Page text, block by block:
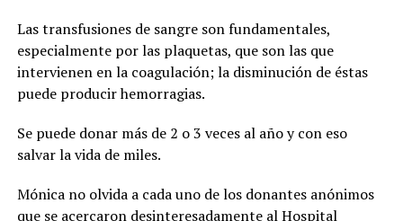
Las transfusiones de sangre son fundamentales,
especialmente por las plaquetas, que son las que
intervienen en la coagulación; la disminución de éstas
puede producir hemorragias.
Se puede donar más de 2 o 3 veces al año y con eso
salvar la vida de miles.
Mónica no olvida a cada uno de los donantes anónimos
que se acercaron desinteresadamente al Hospital